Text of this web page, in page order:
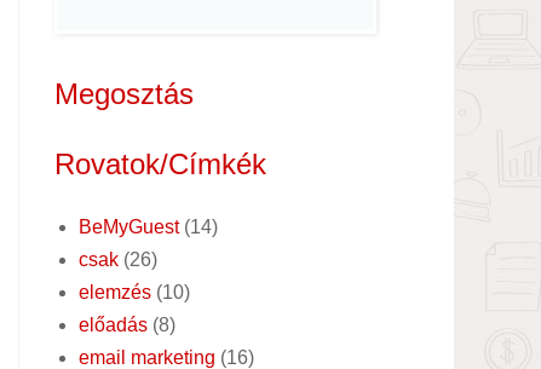
Megosztás
Rovatok/Címkék
BeMyGuest (14)
csak (26)
elemzés (10)
előadás (8)
email marketing (16)